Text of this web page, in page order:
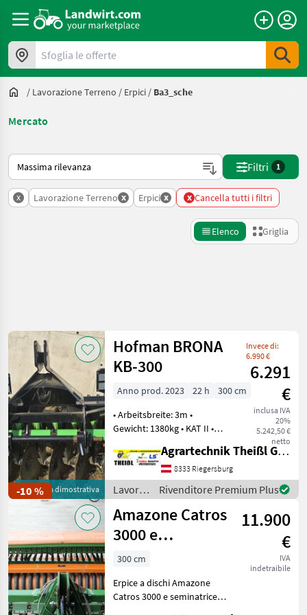
Sfoglia le offerte
/ Lavorazione Terreno / Erpici / Ba3_sche
Mercato
Ecco come viene ordinato su Landwirt.com
Filtri 1
x Lavorazione Terreno x Erpici x x Cancella tutti i filtri
Elenco Griglia
ricerca
Categoria Paese
PERCORSO
ATTUALE
Settore
agricolo
Lavorazione
Terreno
Erpici
SCEGLI
CATEGORIA
Sonstige
24
Lemken
19
Reimposta
Mostra
223
risultati
-10 %
Macchina dimostrativa
Hofman BRONA
KB-300
Invece di:
6.990 €
6.291
€
inclusa IVA
20%
5.242,50 €
netto
Anno prod. 2023 22 h
300 cm
• Arbeitsbreite: 3m •
Gewicht: 1380kg • KAT II •
Abstand zwischen den
Scheiben: 11cm •
Erforderliche
Traktorleistung: 90-120PS
Erpice
Agrartechnik Theißl GmbH
8333 Riegersburg
Lavorazione
terreno
/
Hofman
Rivenditore Premium Plus
Amazone Catros
3000 e
seminatrice
Amazone C-Drill
3000
11.900
€
IVA
indetraibile
300 cm
Erpice a dischi Amazone
Catros 3000 e seminatrice